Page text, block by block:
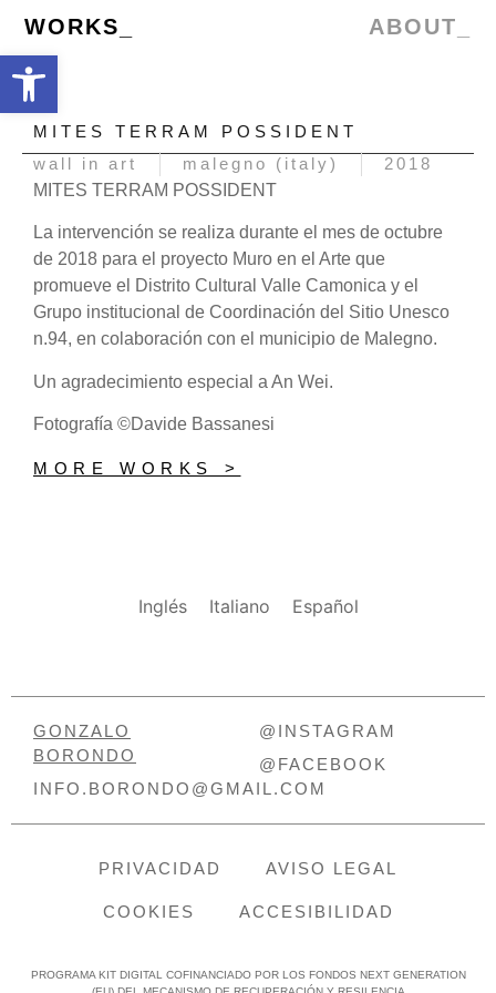
WORKS_ ABOUT_
MITES TERRAM POSSIDENT
wall in art
malegno (italy)
2018
MITES TERRAM POSSIDENT
La intervención se realiza durante el mes de octubre
de 2018 para el proyecto Muro en el Arte que
promueve el Distrito Cultural Valle Camonica y el
Grupo institucional de Coordinación del Sitio Unesco
n.94, en colaboración con el municipio de Malegno.
Un agradecimiento especial a An Wei.
Fotografía ©Davide Bassanesi
MORE WORKS >
Inglés Italiano Español
GONZALO
BORONDO
INFO.BORONDO@GMAIL.COM
@INSTAGRAM
@FACEBOOK
PRIVACIDAD AVISO LEGAL
COOKIES ACCESIBILIDAD
PROGRAMA KIT DIGITAL COFINANCIADO POR LOS FONDOS NEXT GENERATION
Abrir barra de herramientas